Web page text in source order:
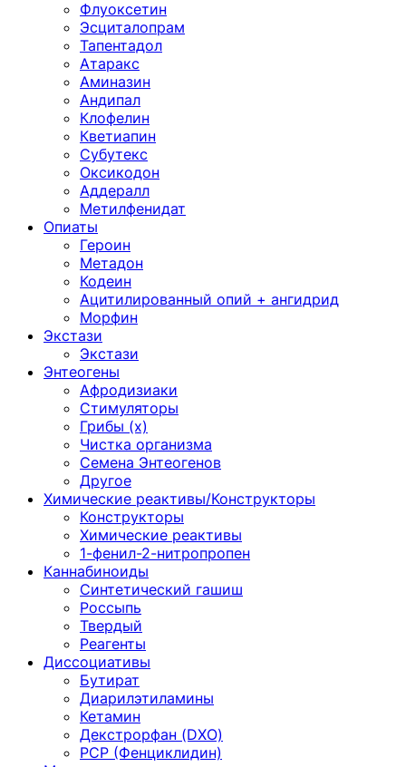
Флуоксетин
Эсциталопрам
Тапентадол
Атаракс
Аминазин
Андипал
Клофелин
Кветиапин
Субутекс
Оксикодон
Аддералл
Метилфенидат
Опиаты
Героин
Метадон
Кодеин
Ацитилированный опий + ангидрид
Морфин
Экстази
Экстази
Энтеогены
Афродизиаки
Стимуляторы
Грибы (х)
Чистка организма
Семена Энтеогенов
Другое
Химические реактивы/Конструкторы
Конструкторы
Химические реактивы
1-фенил-2-нитропропен
Каннабиноиды
Синтетический гашиш
Россыпь
Твердый
Реагенты
Диссоциативы
Бутират
Диарилэтиламины
Кетамин
Декстрорфан (DXO)
PCP (Фенциклидин)